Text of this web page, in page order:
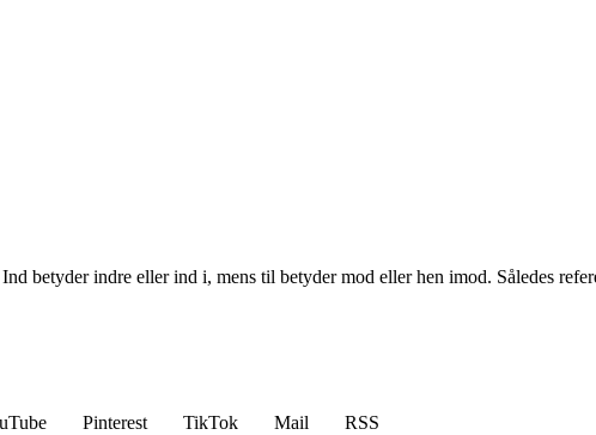
betyder indre eller ind i, mens til betyder mod eller hen imod. Således
Pinterest TikTok Mail
RSS